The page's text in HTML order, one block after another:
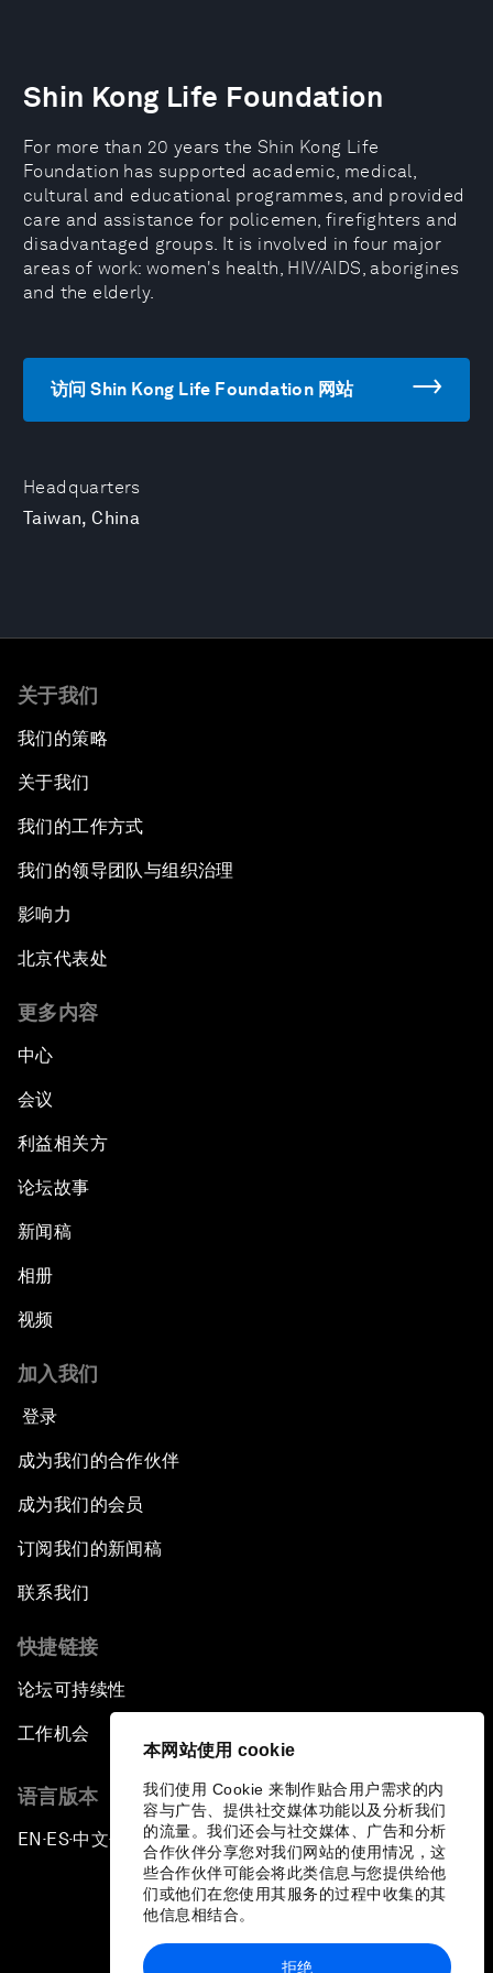
本网站使用 cookie
我们使用 Cookie 来制作贴合用户需求的内
容与广告、提供社交媒体功能以及分析我们
的流量。我们还会与社交媒体、广告和分析
合作伙伴分享您对我们网站的使用情况，这
些合作伙伴可能会将此类信息与您提供给他
们或他们在您使用其服务的过程中收集的其
他信息相结合。
拒绝
Headquarters
Taiwan, China
Shin Kong Life Foundation
For more than 20 years the Shin Kong Life
Foundation has supported academic, medical,
cultural and educational programmes, and provided
care and assistance for policemen, firefighters and
disadvantaged groups. It is involved in four major
areas of work: women's health, HIV/AIDS, aborigines
and the elderly.
访问 Shin Kong Life Foundation 网站
关于我们
我们的策略
关于我们
我们的工作方式
我们的领导团队与组织治理
影响力
北京代表处
更多内容
中心
会议
利益相关方
论坛故事
新闻稿
相册
视频
加入我们
登录
成为我们的合作伙伴
成为我们的会员
订阅我们的新闻稿
联系我们
快捷链接
论坛可持续性
工作机会
语言版本
EN ▪ES▪中文▪ 日本語